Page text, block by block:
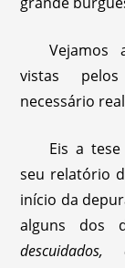
Vejamos
vistas
necessário
Eis a
seu relatório
início da
alguns dos
descuidados,